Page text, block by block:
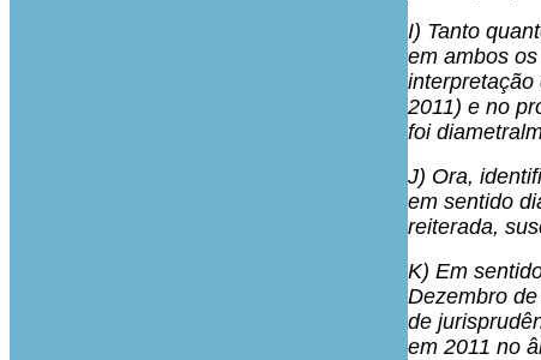
I) Tanto
em ambos
interpretação
2011) e no
foi
J) Ora,
em sentido
reiterada,
K) Em
Dezembro
de
em 2011 no